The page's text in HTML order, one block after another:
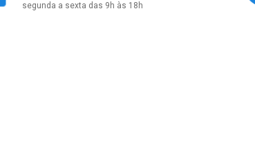
segunda a sexta das 9h às 18h